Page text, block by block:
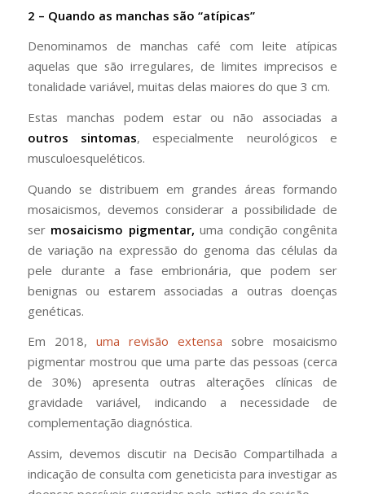
2 – Quando as manchas são “atípicas”
Denominamos de manchas café com leite atípicas
aquelas que são irregulares, de limites imprecisos e
tonalidade variável, muitas delas maiores do que 3 cm.
Estas manchas podem estar ou não associadas a
outros sintomas, especialmente neurológicos e
musculoesqueléticos.
Quando se distribuem em grandes áreas formando
mosaicismos, devemos considerar a possibilidade de
ser mosaicismo pigmentar,uma condição congênita
de variação na expressão do genoma das células da
pele durante a fase embrionária, que podem ser
benignas ou estarem associadas a outras doenças
genéticas.
Em 2018, uma revisão extensa sobre mosaicismo
pigmentar mostrou que uma parte das pessoas (cerca
de 30%) apresenta outras alterações clínicas de
gravidade variável, indicando a necessidade de
complementação diagnóstica.
Assim, devemos discutir na Decisão Compartilhada a
indicação de consulta com geneticista para investigar as